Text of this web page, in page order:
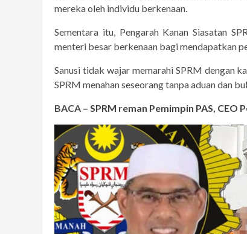
mereka oleh individu berkenaan.
Sementara itu, Pengarah Kanan Siasatan
menteri besar berkenaan bagi mendapatkan
Sanusi tidak wajar memarahi SPRM dengan
SPRM menahan seseorang tanpa aduan dan
BACA – SPRM reman Pemimpin PAS,